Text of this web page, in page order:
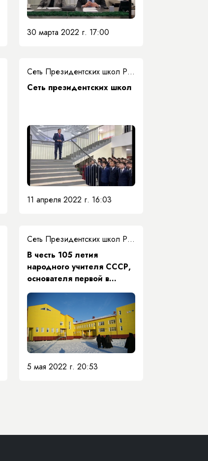
30 марта 2022 г. 17:00
Сеть Президентских школ РС(Я)
Сеть президентских школ
11 апреля 2022 г. 16:03
Сеть Президентских школ РС(Я)
В честь 105 летия
народного учителя СССР,
основателя первой в
Якутии школы с
углублённым изучением
основ физики и математики
Михаила Андреевича
Алексеева 5 мая 2022
года на базе Нюрбинского
технического лицея
проведена командная игра
5 мая 2022 г. 20:53